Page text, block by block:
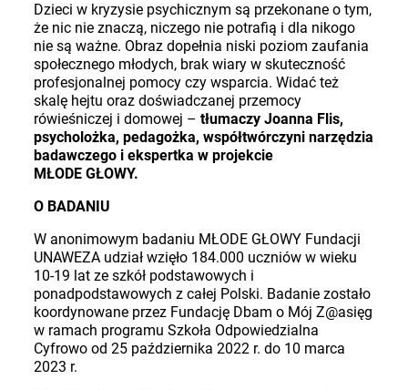
Dzieci w kryzysie psychicznym są przekonane o tym,
że nic nie znaczą, niczego nie potrafią i dla nikogo
nie są ważne. Obraz dopełnia niski poziom zaufania
społecznego młodych, brak wiary w skuteczność
profesjonalnej pomocy czy wsparcia. Widać też
skalę hejtu oraz doświadczanej przemocy
rówieśniczej i domowej –tłumaczy Joanna Flis,
psycholożka, pedagożka, współtwórczyni narzędzia
badawczego i ekspertka w projekcie
MŁODE GŁOWY.
O BADANIU
W anonimowym badaniu MŁODE GŁOWY Fundacji
UNAWEZA udział wzięło 184.000 uczniów w wieku
10-19 lat ze szkół podstawowych i
ponadpodstawowych z całej Polski. Badanie zostało
koordynowane przez Fundację Dbam o Mój Z@asięg
w ramach programu Szkoła Odpowiedzialna
Cyfrowo od 25 października 2022 r. do 10 marca
2023 r.